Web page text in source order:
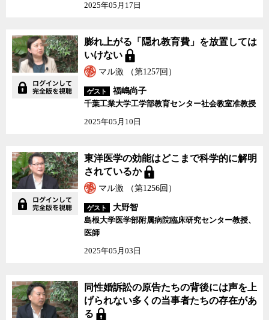
2025年05月17日
膨れ上がる「隠れ教育費」を放置しては
いけない
マル激 （第1257回）
ゲスト
福嶋尚子
千葉工業大学工学部教育センター社会教室准教授
2025年05月10日
東洋医学の効能はどこまで科学的に解明
されているか
マル激 （第1256回）
ゲスト
大野智
島根大学医学部附属病院臨床研究センター教授、
医師
2025年05月03日
同性婚訴訟の原告たちの背後には声を上
げられない多くの当事者たちの存在があ
る